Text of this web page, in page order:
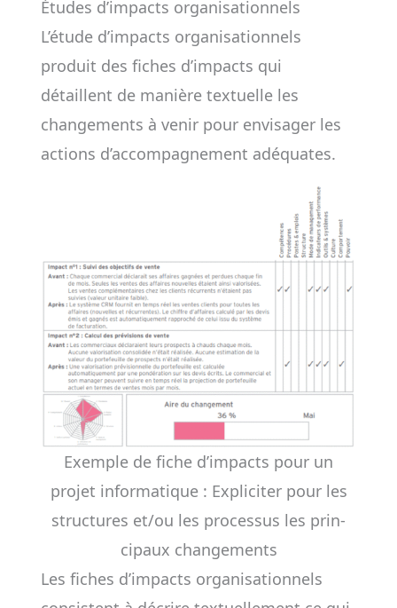
Études d’impacts organisationnels
L’étude d’impacts organisationnels
produit des fiches d’impacts qui
détaillent de manière textuelle les
changements à venir pour envisager les
actions d’accompagnement adéquates.
Exemple de fiche d’impacts pour un
projet informatique : Expli­­citer pour les
struc­­tures et/ou les pro­­cessus les prin­­
cipaux changements
Les fiches d’impacts organisationnels